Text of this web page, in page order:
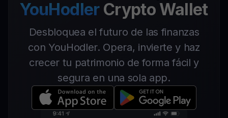
YouHodler Crypto Wallet
Desbloquea el futuro de las finanzas
con YouHodler. Opera, invierte y haz
crecer tu patrimonio de forma fácil y
segura en una sola app.